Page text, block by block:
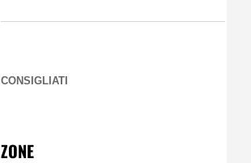
CONSIGLIATI
ZONE